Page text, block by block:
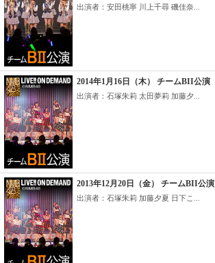
出演者：安田桃寧 川上千尋 磯佳奈...
2014年1月16日（木） チームBII公演
出演者：石塚朱莉 太田夢莉 加藤夕...
2013年12月20日（金） チームBII公演
出演者：石塚朱莉 加藤夕夏 日下こ...